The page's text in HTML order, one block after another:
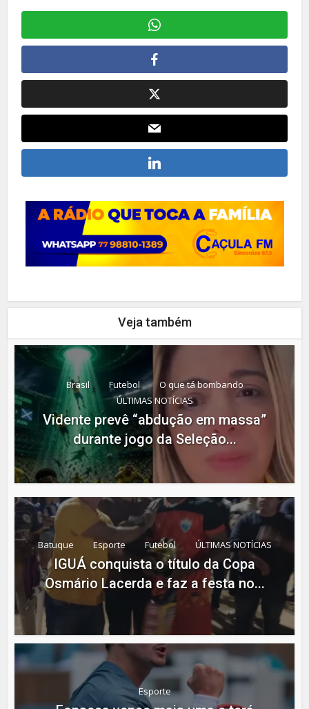
Veja também
Brasil Futebol
O que tá bombando
ÚLTIMAS NOTÍCIAS
Vidente prevê “abdução em massa”
durante jogo da Seleção...
Batuque Esporte Futebol ÚLTIMAS NOTÍCIAS
IGUÁ conquista o título da Copa
Osmário Lacerda e faz a festa no...
Esporte